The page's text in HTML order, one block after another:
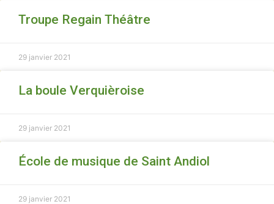
Troupe Regain Théâtre
29 janvier 2021
La boule Verquièroise
29 janvier 2021
École de musique de Saint Andiol
29 janvier 2021